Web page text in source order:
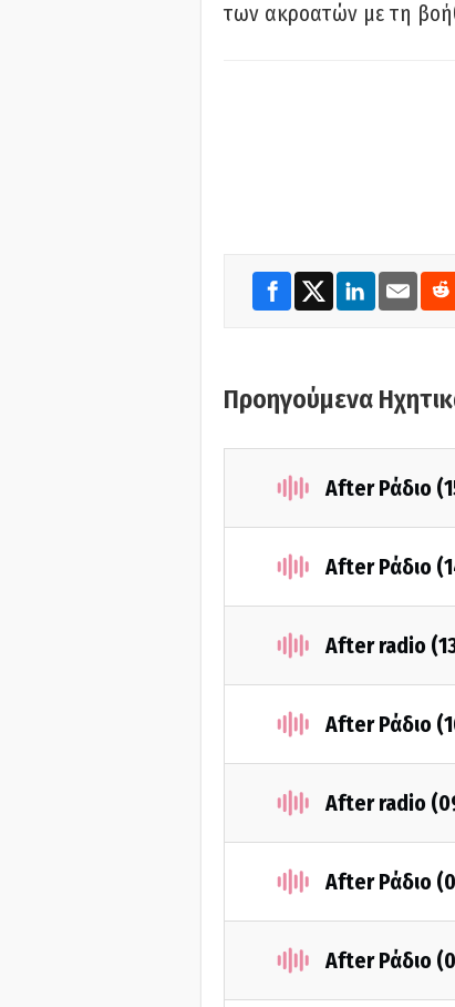
των ακροατών με τη
Προηγούμενα
After Ράδιο
After Ράδιο
After radio
After Ράδιο
After radio
After Ράδιο
After Ράδιο